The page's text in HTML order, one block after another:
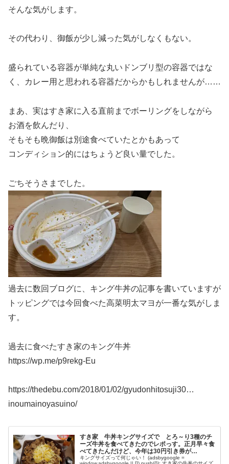
そんな気がします。
その代わり、御飯が少し減った気がしなくもない。
盛られている容器が単純な丸いドンブリ型の容器ではな
く、カレー用と思われる容器だからかもしれませんが……
まあ、実はすき家に入る直前までボーリングをしながら
お酒を飲んだり、
そもそも晩御飯は別途食べていたとかもあって
コンディション的にはちょうど良い量でした。
ごちそうさまでした。
過去に数回ブログに、キング牛丼の記事を書いていますが
トッピングでは今回食べた高菜明太マヨが一番な気がしま
す。
過去に食べたすき家のキング牛丼
https://wp.me/p9rekg-Eu
https://thedebu.com/2018/01/02/gyudonhitosuji30…
inoumainoyasuino/ ‎
すき家 牛丼キングサイズで とろ～り3種のチ
ーズ牛丼を食べてきたのでレポっす。正月早々食
べてきたんだけど、今年は30円引き券が…
キングサイズって何じゃい！ (adsbygoogle =